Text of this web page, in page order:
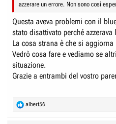
azzerare un errore. Non sono così
Questa aveva problemi con il
stato disattivato perché azzerava
La cosa strana è che si aggiorna
Vedrò cosa fare e vediamo se
situazione.
Grazie a entrambi del vostro
R
e
albert56